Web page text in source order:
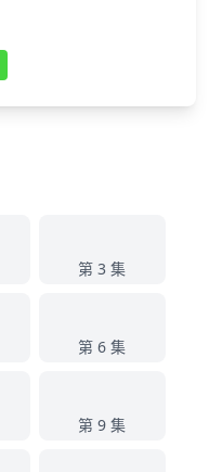
第 3 集
第 6 集
第 9 集